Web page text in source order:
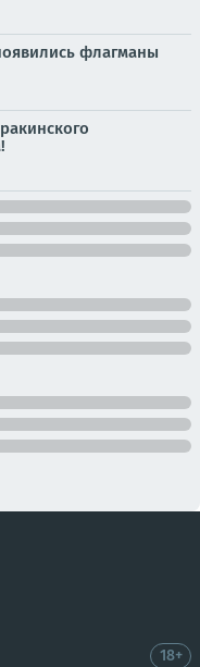
флагманы
18+